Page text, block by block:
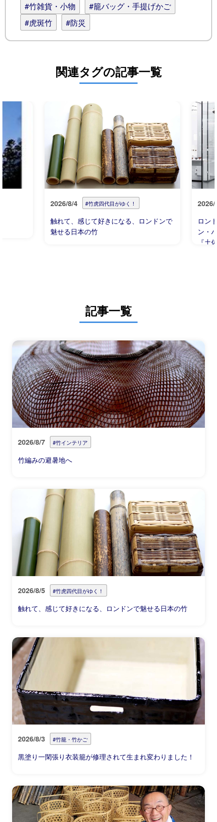
#竹雑貨・小物
#籠バッグ・手提げかご
#虎斑竹
#防災
関連タグの記事一覧
2026/8/4 #竹虎四代目がゆく！
触れて、感じて好きになる、ロンドンで
魅せる日本の竹
2026/
ロン
ン・
『土
記事一覧
2026/8/7 #竹インテリア
竹編みの避暑地へ
2026/8/5 #竹虎四代目がゆく！
触れて、感じて好きになる、ロンドンで魅せる日本の竹
2026/8/3 #竹籠・竹かご
黒塗り一閑張り衣装籠が修理されて生まれ変わりました！